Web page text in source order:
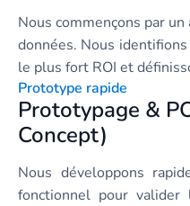
Nous commençons par
données. Nous
le plus fort ROI et
Prototype rapide
Prototypage &
Concept)
Nous développons
fonctionnel pour